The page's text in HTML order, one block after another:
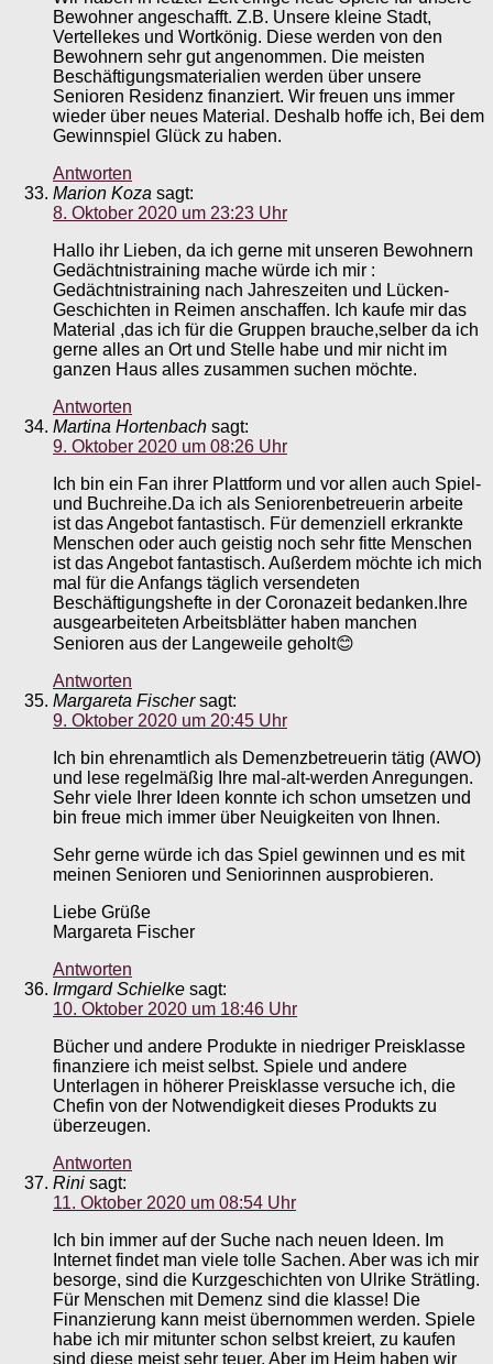
Bewohner angeschafft. Z.B. Unsere kleine Stadt,
Vertellekes und Wortkönig. Diese werden von den
Bewohnern sehr gut angenommen. Die meisten
Beschäftigungsmaterialien werden über unsere
Senioren Residenz finanziert. Wir freuen uns immer
wieder über neues Material. Deshalb hoffe ich, Bei dem
Gewinnspiel Glück zu haben.
Antworten
Marion Koza sagt:
8. Oktober 2020 um 23:23 Uhr
Hallo ihr Lieben, da ich gerne mit unseren Bewohnern
Gedächtnistraining mache würde ich mir :
Gedächtnistraining nach Jahreszeiten und Lücken-
Geschichten in Reimen anschaffen. Ich kaufe mir das
Material ,das ich für die Gruppen brauche,selber da ich
gerne alles an Ort und Stelle habe und mir nicht im
ganzen Haus alles zusammen suchen möchte.
Antworten
Martina Hortenbach sagt:
9. Oktober 2020 um 08:26 Uhr
Ich bin ein Fan ihrer Plattform und vor allen auch Spiel-
und Buchreihe.Da ich als Seniorenbetreuerin arbeite
ist das Angebot fantastisch. Für demenziell erkrankte
Menschen oder auch geistig noch sehr fitte Menschen
ist das Angebot fantastisch. Außerdem möchte ich mich
mal für die Anfangs täglich versendeten
Beschäftigungshefte in der Coronazeit bedanken.Ihre
ausgearbeiteten Arbeitsblätter haben manchen
Senioren aus der Langeweile geholt😊
Antworten
Margareta Fischer sagt:
9. Oktober 2020 um 20:45 Uhr
Ich bin ehrenamtlich als Demenzbetreuerin tätig (AWO)
und lese regelmäßig Ihre mal-alt-werden Anregungen.
Sehr viele Ihrer Ideen konnte ich schon umsetzen und
bin freue mich immer über Neuigkeiten von Ihnen.
Sehr gerne würde ich das Spiel gewinnen und es mit
meinen Senioren und Seniorinnen ausprobieren.
Liebe Grüße
Margareta Fischer
Antworten
Irmgard Schielke sagt:
10. Oktober 2020 um 18:46 Uhr
Bücher und andere Produkte in niedriger Preisklasse
finanziere ich meist selbst. Spiele und andere
Unterlagen in höherer Preisklasse versuche ich, die
Chefin von der Notwendigkeit dieses Produkts zu
überzeugen.
Antworten
Rini sagt:
11. Oktober 2020 um 08:54 Uhr
Ich bin immer auf der Suche nach neuen Ideen. Im
Internet findet man viele tolle Sachen. Aber was ich mir
besorge, sind die Kurzgeschichten von Ulrike Strätling.
Für Menschen mit Demenz sind die klasse! Die
Finanzierung kann meist übernommen werden. Spiele
habe ich mir mitunter schon selbst kreiert, zu kaufen
sind diese meist sehr teuer. Aber im Heim haben wir